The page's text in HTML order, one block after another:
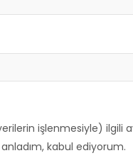
işlenmesiyle) ilgili
kabul ediyorum.